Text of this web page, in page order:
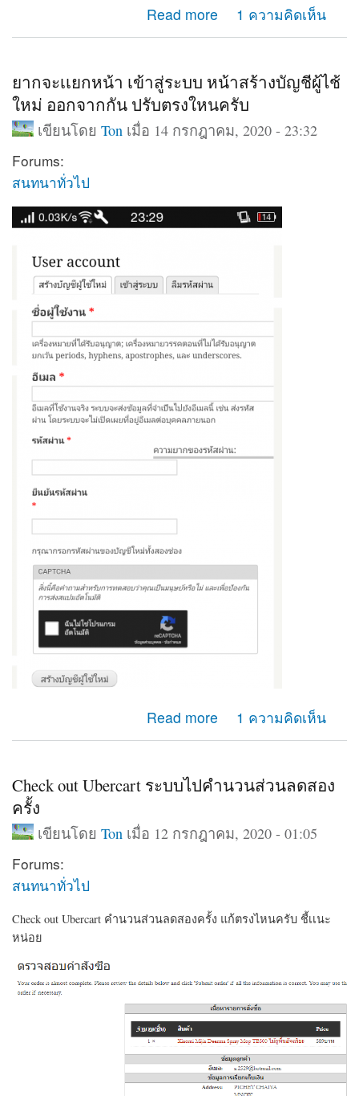
Read more
about ผมลงระบบ จองห้องพัก เเละลงตัวเเปลภาษา เปลื่อ
นภาษา
1 ความคิดเห็น
ยากจะเเยกหน้า เข้าสู่ระบบ หน้าสร้างบัญชีผู้ไช้
ใหม่ ออกจากกัน ปรับตรงใหนครับ
เขียนโดย Ton เมื่อ 14 กรกฎาคม, 2020 - 23:32
Forums:
สนทนาทั่วไป
Read more
about ยากจะเเยกหน้า เข้าสู่ระบบ หน้าสร้างบัญชีผู้ไช้ใหม่
ออกจากกัน ปรับตรงใหนครับ
1 ความคิดเห็น
Check out Ubercart ระบบไปคำนวนส่วนลดสอง
ครั้ง
เขียนโดย Ton เมื่อ 12 กรกฎาคม, 2020 - 01:05
Forums:
สนทนาทั่วไป
Check out Ubercart คำนวนส่วนลดสองครั้ง แก้ตรงไหนครับ ชี้เเนะ
หน่อย